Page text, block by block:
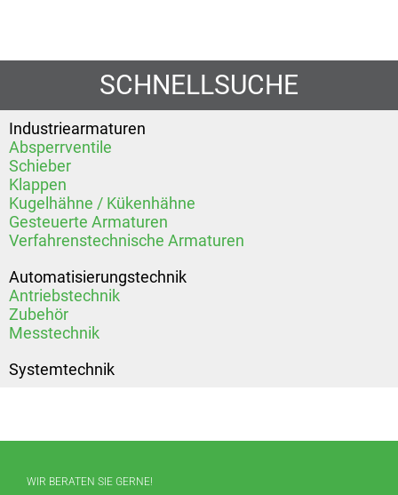
SCHNELLSUCHE
Industriearmaturen
Absperrventile
Schieber
Klappen
Kugelhähne / Kükenhähne
Gesteuerte Armaturen
Verfahrenstechnische Armaturen
Automatisierungstechnik
Antriebstechnik
Zubehör
Messtechnik
Systemtechnik
WIR BERATEN SIE GERNE!